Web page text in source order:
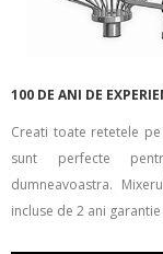
100 DE ANI DE
Creati toate retetele
sunt perfecte
dumneavoastra.
incluse de 2 ani